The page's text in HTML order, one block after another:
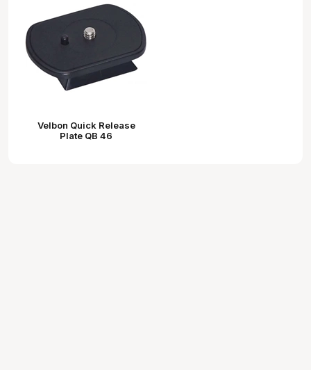
Velbon Quick Release
Plate QB 46